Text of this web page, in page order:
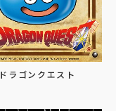
ドラゴンクエスト